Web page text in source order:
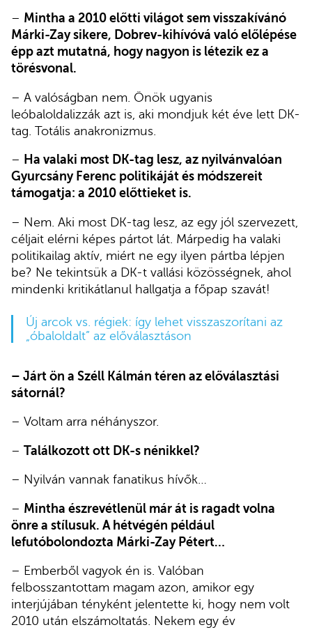
– Mintha a 2010 előtti világot sem visszakívánó
Márki-Zay sikere, Dobrev-kihívóvá való előlépése
épp azt mutatná, hogy nagyon is létezik ez a
törésvonal.
– A valóságban nem. Önök ugyanis
leóbaloldalizzák azt is, aki mondjuk két éve lett DK-
tag. Totális anakronizmus.
– Ha valaki most DK-tag lesz, az nyilvánvalóan
Gyurcsány Ferenc politikáját és módszereit
támogatja: a 2010 előttieket is.
– Nem. Aki most DK-tag lesz, az egy jól szervezett,
céljait elérni képes pártot lát. Márpedig ha valaki
politikailag aktív, miért ne egy ilyen pártba lépjen
be? Ne tekintsük a DK-t vallási közösségnek, ahol
mindenki kritikátlanul hallgatja a főpap szavát!
Új arcok vs. régiek: így lehet visszaszorítani az
„óbaloldalt” az előválasztáson
– Járt ön a Széll Kálmán téren az előválasztási
sátornál?
– Voltam arra néhányszor.
– Találkozott ott DK-s nénikkel?
– Nyilván vannak fanatikus hívők…
– Mintha észrevétlenül már át is ragadt volna
önre a stílusuk. A hétvégén például
lefutóbolondozta Márki-Zay Pétert…
– Emberből vagyok én is. Valóban
felbosszantottam magam azon, amikor egy
interjújában tényként jelentette ki, hogy nem volt
2010 után elszámoltatás. Nekem egy év